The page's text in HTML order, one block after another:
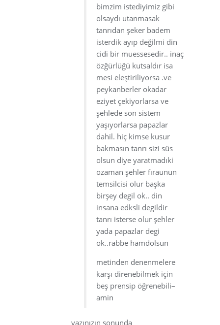
bimzim istediyimiz gibi
olsaydı utanmasak
tanrıdan şeker badem
isterdik ayıp değilmi din
cidi bir muessesedir.. inaç
özğürlüğü kutsaldır isa
mesi eleştiriliyorsa .ve
peykanberler okadar
eziyet çekiyorlarsa ve
şehlede son sistem
yaşıyorlarsa papazlar
dahil. hiç kimse kusur
bakmasın tanrı sizi süs
olsun diye yaratmadıki
ozaman şehler fıraunun
temsilcisi olur başka
birşey degil ok.. din
insana edksli degildir
tanrı isterse olur şehler
yada papazlar degi
ok..rabbe hamdolsun
metinden denenmelere
karşı direnebilmek için
beş prensip öğrenebili–
amin
yazınızın sonunda